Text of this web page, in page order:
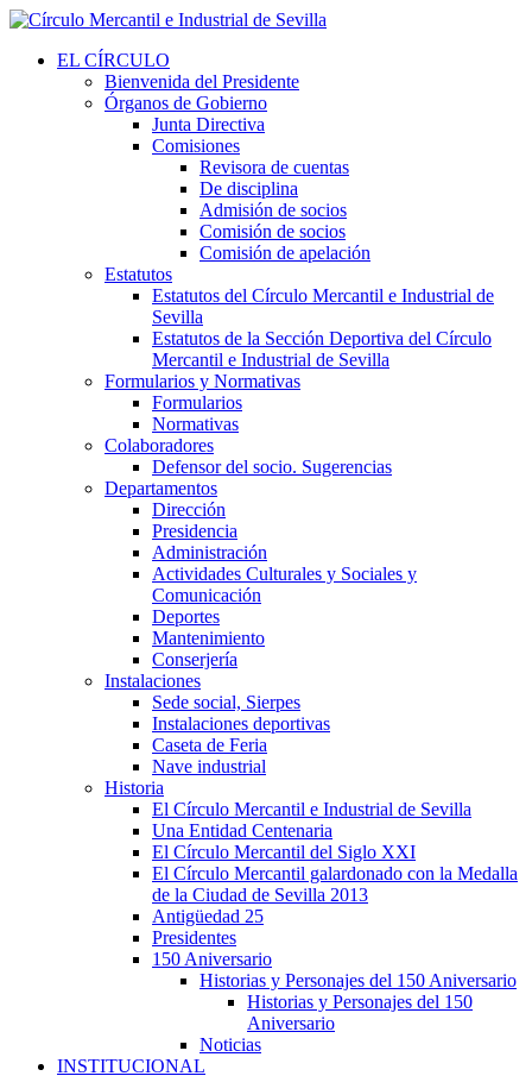
EL CÍRCULO
Bienvenida del Presidente
Órganos de Gobierno
Junta Directiva
Comisiones
Revisora de cuentas
De disciplina
Admisión de socios
Comisión de socios
Comisión de apelación
Estatutos
Estatutos del Círculo Mercantil e Industrial de
Sevilla
Estatutos de la Sección Deportiva del Círculo
Mercantil e Industrial de Sevilla
Formularios y Normativas
Formularios
Normativas
Colaboradores
Defensor del socio. Sugerencias
Departamentos
Dirección
Presidencia
Administración
Actividades Culturales y Sociales y
Comunicación
Deportes
Mantenimiento
Conserjería
Instalaciones
Sede social, Sierpes
Instalaciones deportivas
Caseta de Feria
Nave industrial
Historia
El Círculo Mercantil e Industrial de Sevilla
Una Entidad Centenaria
El Círculo Mercantil del Siglo XXI
El Círculo Mercantil galardonado con la Medalla
de la Ciudad de Sevilla 2013
Antigüedad 25
Presidentes
150 Aniversario
Historias y Personajes del 150 Aniversario
Historias y Personajes del 150
Aniversario
Noticias
INSTITUCIONAL